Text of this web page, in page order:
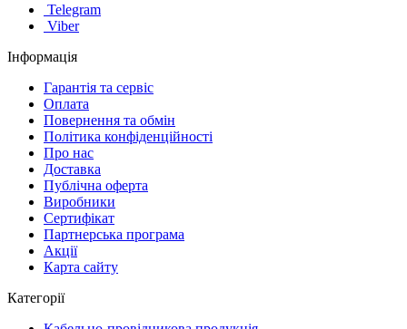
Telegram
Viber
Інформація
Гарантія та сервіс
Оплата
Повернення та обмін
Політика конфіденційності
Про нас
Доставка
Публічна оферта
Виробники
Сертифікат
Партнерська програма
Акції
Карта сайту
Категорії